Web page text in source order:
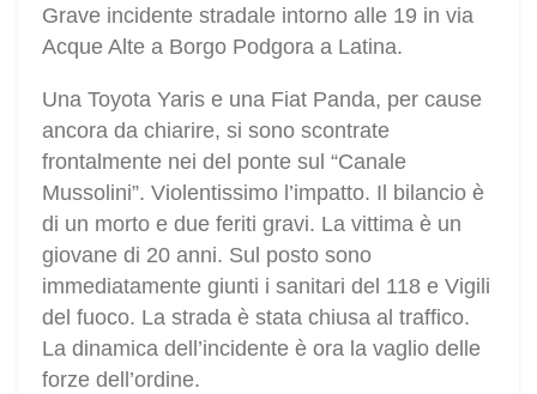
Grave incidente stradale intorno alle 19 in via
Acque Alte a Borgo Podgora a Latina.
Una Toyota Yaris e una Fiat Panda, per cause
ancora da chiarire, si sono scontrate
frontalmente nei del ponte sul “Canale
Mussolini”. Violentissimo l’impatto. Il bilancio è
di un morto e due feriti gravi. La vittima è un
giovane di 20 anni. Sul posto sono
immediatamente giunti i sanitari del 118 e Vigili
del fuoco. La strada è stata chiusa al traffico.
La dinamica dell’incidente è ora la vaglio delle
forze dell’ordine.